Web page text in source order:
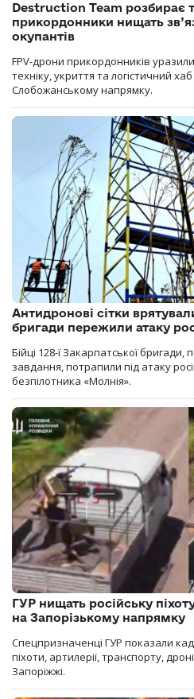
Destruction Team розбирає
прикордонники нищать
окупантів
FPV-дрони прикордонників уразили
техніку, укриття та логістичний
Слобожанському напрямку.
Антидронові сітки
бригади пережили атаку
Бійці 128-ї Закарпатської
завдання, потрапили під атаку
безпілотника «Молнія».
ГУР нищать російську
на Запорізькому напрямку
Спецпризначенці ГУР показали
піхоти, артилерії, транспорту,
Запоріжжі.